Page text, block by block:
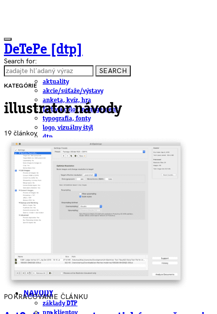
DeTePe [dtp]
ČLÁNKY
aktuality
akcie/súťaže/výstavy
anketa, kvíz, hra
farby a color management
typografia, fonty
logo, vizuálny štýl
dtp
pre-press, print
obalový dizajn
papier
fotografia
hardware
pracovné ponuky
DeTePe [dtp]
ZÁKAZKY
FREE
NÁVODY
základy DTP
pre klientov
Search for:
SEARCH
KATEGÓRIE
illustrator návody
19 článkov
POKRAČOVANIE ČLÁNKU